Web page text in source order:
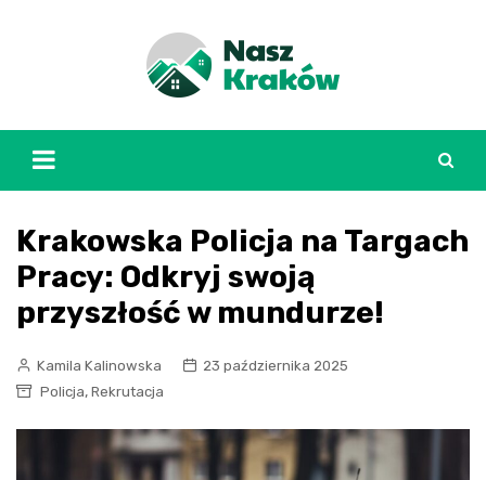
Krakowska Policja na Targach
Pracy: Odkryj swoją
przyszłość w mundurze!
Kamila Kalinowska
23 października 2025
Policja, Rekrutacja